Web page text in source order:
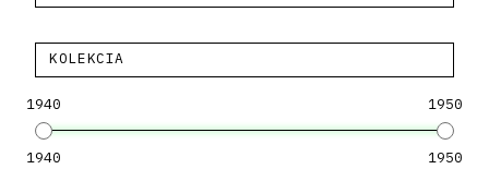
KOLEKCIA
1940 1950
1940 1950